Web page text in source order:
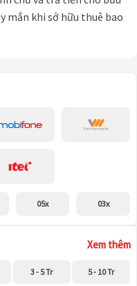
mắn khi sở hữu thuê bao
05x 03x
Xem thêm
3 - 5 Tr 5 - 10 Tr